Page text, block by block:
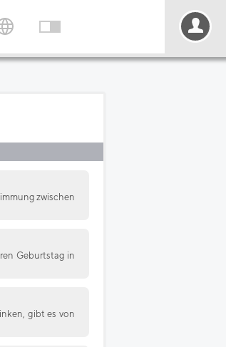
zwischen
Geburtstag in
gibt es von